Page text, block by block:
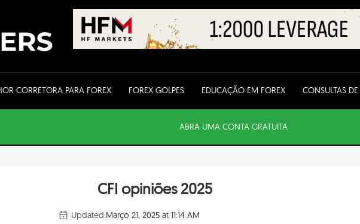
CORRETORA PARA FOREX FOREX GOLPES EDUCAÇÃO EM FOREX CONSULTAS
ABRA UMA CONTA GRATUITA
CFI opiniões 2025
Updated:Março 21, 2025 at 11:14 AM